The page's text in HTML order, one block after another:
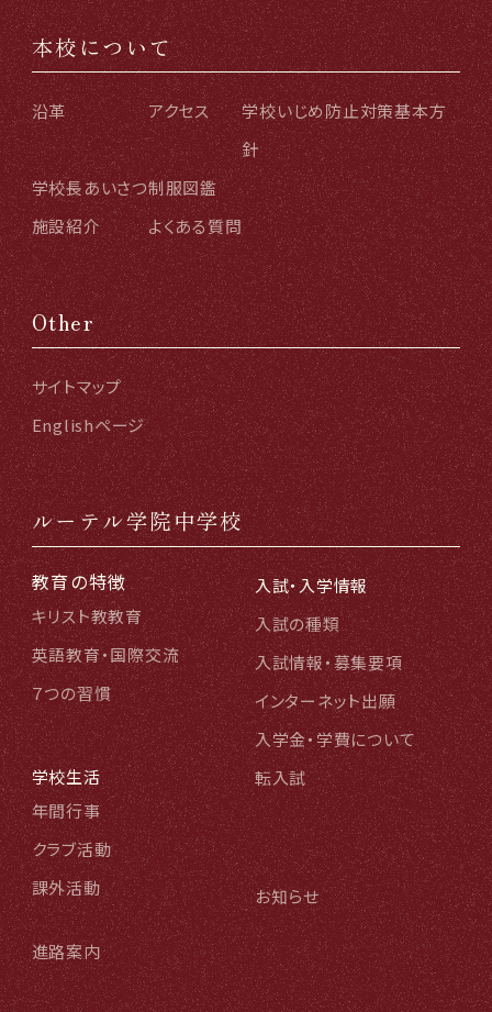
本校について
沿革
学校長あいさつ
施設紹介
アクセス
制服図鑑
よくある質問
学校いじめ防止対策基本方
針
Other
サイトマップ
Englishページ
ルーテル学院中学校
教育の特徴
キリスト教教育
英語教育・国際交流
７つの習慣
学校生活
年間行事
クラブ活動
課外活動
進路案内
入試・入学情報
入試の種類
入試情報・募集要項
インターネット出願
入学金・学費について
転入試
お知らせ